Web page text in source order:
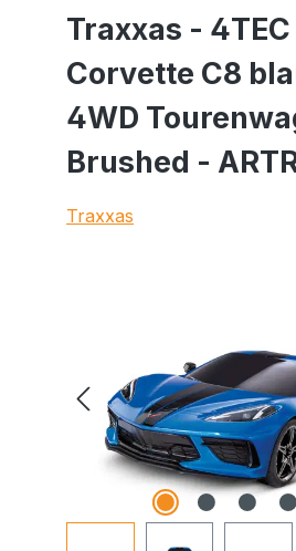
Traxxas -
Corvette C8
4WD
Brushed -
Traxxas